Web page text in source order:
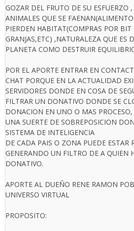
GOZAR DEL FRUTO DE SU ESFUERZO
ANIMALES QUE SE
PIERDEN HABITAT(COMPRAS POR BIT
GRANJAS,ETC) ,NATURALEZA QUE ES
PLANETA COMO DESTRUIR
POR EL APORTE ENTRAR EN
CHAT PORQUE EN LA ACTUALIDAD
SERVIDORES DONDE EN COSA DE
FILTRAR UN DONATIVO DONDE SE
DONACION EN UNO O MAS PROCESO,
UNA SUERTE DE SOBREPOSICION
SISTEMA DE INTELIGENCIA
DE CADA PAIS O ZONA PUEDE ESTAR
GENERANDO UN FILTRO DE A QUIEN
DONATIVO.
APORTE AL DUEÑO RENE RAMON
UNIVERSO VIRTUAL
PROPOSITO: